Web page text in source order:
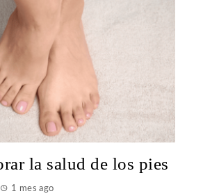
la salud de los pies
1 mes ago